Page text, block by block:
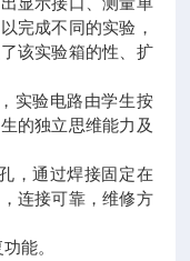
完成不同的实验，
该实验箱的性、扩
实验电路由学生按
的独立思维能力及
，通过焊接固定在
连接可靠，维修方
能。